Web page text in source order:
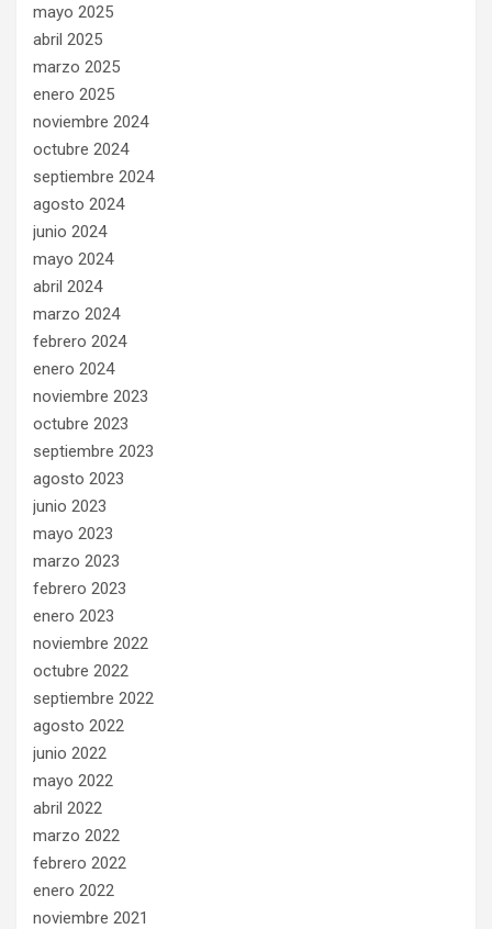
mayo 2025
abril 2025
marzo 2025
enero 2025
noviembre 2024
octubre 2024
septiembre 2024
agosto 2024
junio 2024
mayo 2024
abril 2024
marzo 2024
febrero 2024
enero 2024
noviembre 2023
octubre 2023
septiembre 2023
agosto 2023
junio 2023
mayo 2023
marzo 2023
febrero 2023
enero 2023
noviembre 2022
octubre 2022
septiembre 2022
agosto 2022
junio 2022
mayo 2022
abril 2022
marzo 2022
febrero 2022
enero 2022
noviembre 2021